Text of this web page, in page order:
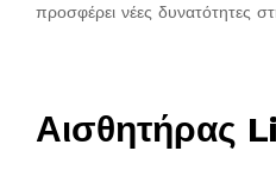
προσφέρει νέες δυνατότητες
Αισθητήρας